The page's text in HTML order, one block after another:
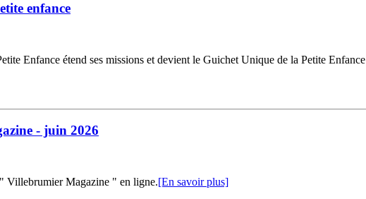
enfance
Enfance étend ses missions et devient le Guichet Unique de la Petite
- juin 2026
Villebrumier Magazine " en ligne.[En savoir plus]